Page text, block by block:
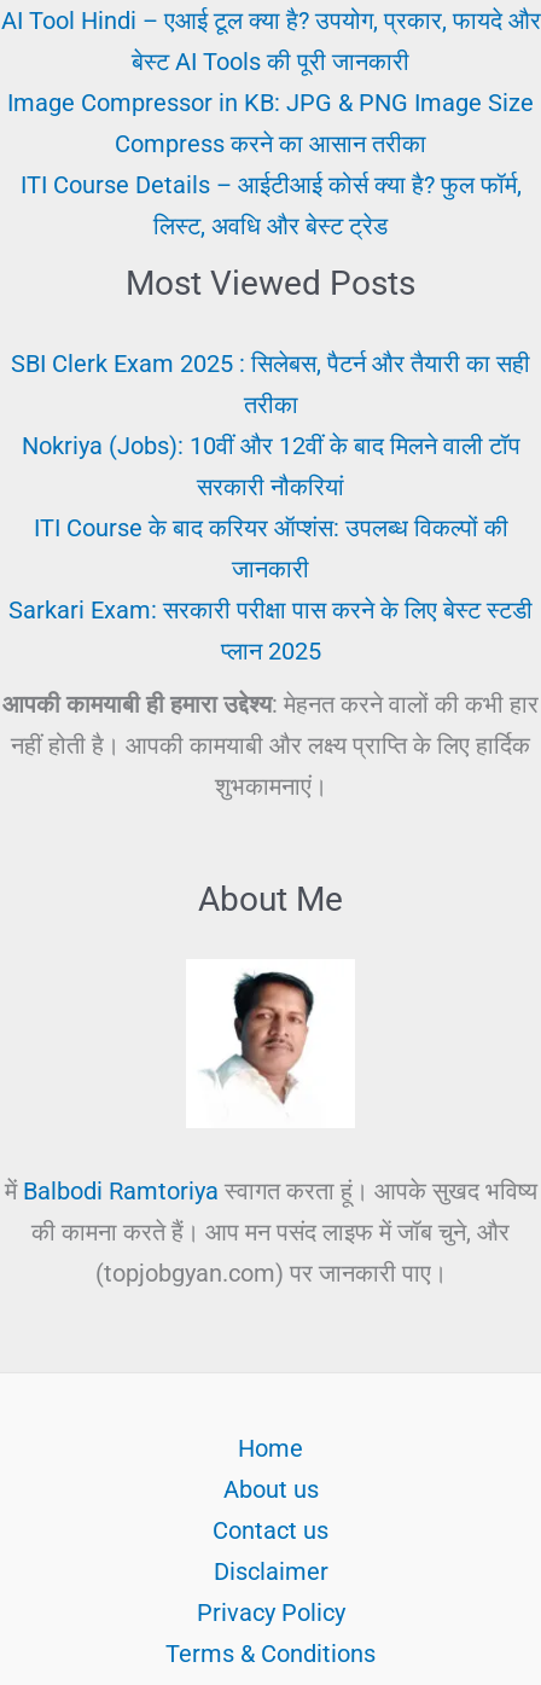
लिए
सैलरी,
प्रक्रिया
AI Tool Hindi – एआई टूल क्या है? उपयोग, प्रकार, फायदे और
बेस्ट AI Tools की पूरी जानकारी
Image Compressor in KB: JPG & PNG Image Size
Compress करने का आसान तरीका
ITI Course Details – आईटीआई कोर्स क्या है? फुल फॉर्म,
लिस्ट, अवधि और बेस्ट ट्रेड
Most Viewed Posts
SBI Clerk Exam 2025 : सिलेबस, पैटर्न और तैयारी का सही
तरीका
Nokriya (Jobs): 10वीं और 12वीं के बाद मिलने वाली टॉप
सरकारी नौकरियां
ITI Course के बाद करियर ऑप्शंस: उपलब्ध विकल्पों की
जानकारी
Sarkari Exam: सरकारी परीक्षा पास करने के लिए बेस्ट स्टडी
प्लान 2025
आपकी कामयाबी ही हमारा उद्देश्य: मेहनत करने वालों की कभी हार
नहीं होती है। आपकी कामयाबी और लक्ष्य प्राप्ति के लिए हार्दिक
शुभकामनाएं।
About Me
में Balbodi Ramtoriya स्वागत करता हूं। आपके सुखद भविष्य
की कामना करते हैं। आप मन पसंद लाइफ में जॉब चुने, और
(topjobgyan.com) पर जानकारी पाए।
Home
About us
Contact us
Disclaimer
Privacy Policy
Terms & Conditions